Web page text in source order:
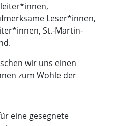
Leser*innen,
St.-Martin-
wir uns einen
zum Wohle der
eine gesegnete